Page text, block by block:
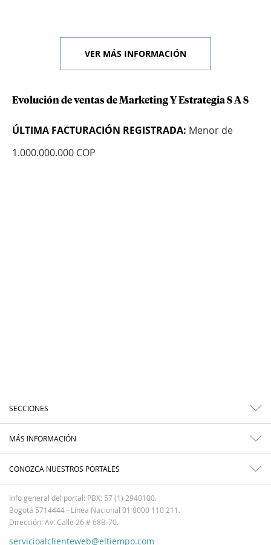
VER MÁS INFORMACIÓN
Evolución de ventas de Marketing Y Estrategia S A S
ÚLTIMA FACTURACIÓN REGISTRADA: Menor de
1.000.000.000 COP
SECCIONES
MÁS INFORMACIÓN
CONOZCA NUESTROS PORTALES
Info general del portal: PBX: 57 (1) 2940100.
Bogotá 5714444 - Línea Nacional 01 8000 110 211.
Dirección: Av. Calle 26 # 68B-70.
servicioalclienteweb@eltiempo.com